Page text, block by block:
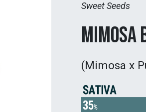
Sweet Seeds
Mimosa
(Mimosa x